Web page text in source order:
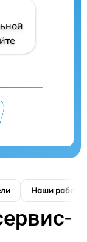
Наши работы